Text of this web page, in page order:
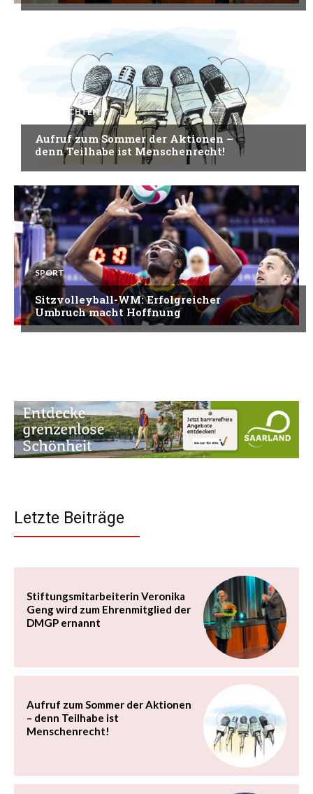
NACHRICHTEN
Aufruf zum Sommer der Aktionen –
denn Teilhabe ist Menschenrecht!
SPORT
Sitzvolleyball-WM: Erfolgreicher
Umbruch macht Hoffnung
Letzte Beiträge
Stiftungsmitarbeiterin Veronika
Geng wird zum Ehrenmitglied der
DMGP ernannt
Aufruf zum Sommer der Aktionen
– denn Teilhabe ist
Menschenrecht!